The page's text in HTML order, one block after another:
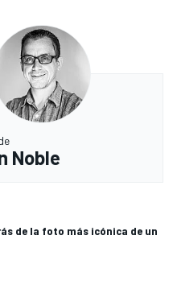
Noble
de la foto más icónica de un